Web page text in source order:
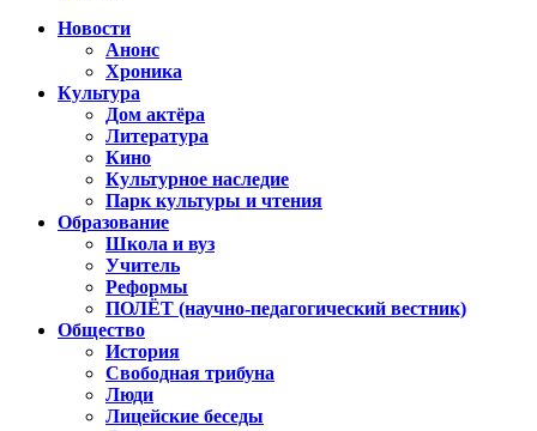
Новости
Анонс
Хроника
Культура
Дом актёра
Литература
Кино
Культурное наследие
Парк культуры и чтения
Образование
Школа и вуз
Учитель
Реформы
ПОЛЁТ (научно-педагогический вестник)
Общество
История
Свободная трибуна
Люди
Лицейские беседы